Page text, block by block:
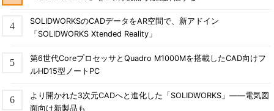
SOLIDWORKSのCADデータをAR空間で、新アドイン
「SOLIDWORKS Xtended Reality」
第6世代CoreプロセッサとQuadro M1000Mを搭載したCAD向けフ
ルHD15型ノートPC
より開かれた3次元CADへと進化した「SOLIDWORKS」――電気図
面向け新製品も